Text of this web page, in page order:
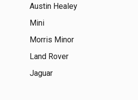
Austin Healey
Mini
Morris Minor
Land Rover
Jaguar